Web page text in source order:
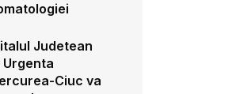
Judetean
Urgenta
Ciuc va